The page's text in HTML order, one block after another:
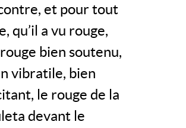
et pour tout
qu’il a vu rouge,
bien soutenu,
vibratile, bien
le rouge de la
devant le